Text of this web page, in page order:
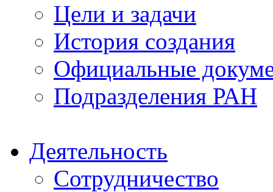
Цели и задачи
История создания
Официальные
Подразделения РАН
Деятельность
Сотрудничество